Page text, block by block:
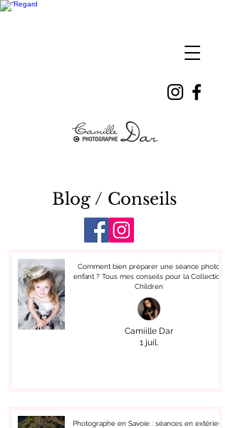
Blog / Conseils
Comment bien préparer une séance photo
enfant ? Tous mes conseils pour la Collection
Children
Camiille Dar
1 juil.
Photographe en Savoie : séances en extérieur